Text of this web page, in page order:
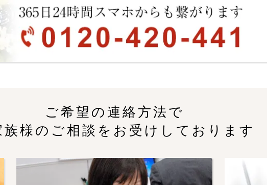
ご希望の連絡方法で
族様のご相談をお受けしております